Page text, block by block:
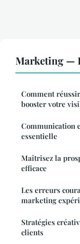
Marketing —
Comment
booster votre
Communication
essentielle
Maîtrisez la
efficace
Les erreurs
marketing
Stratégies
clients